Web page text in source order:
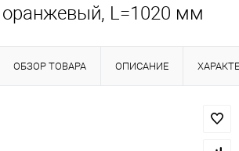
оранжевый, L=1020 мм
ОБЗОР ТОВАРА ОПИСАНИЕ